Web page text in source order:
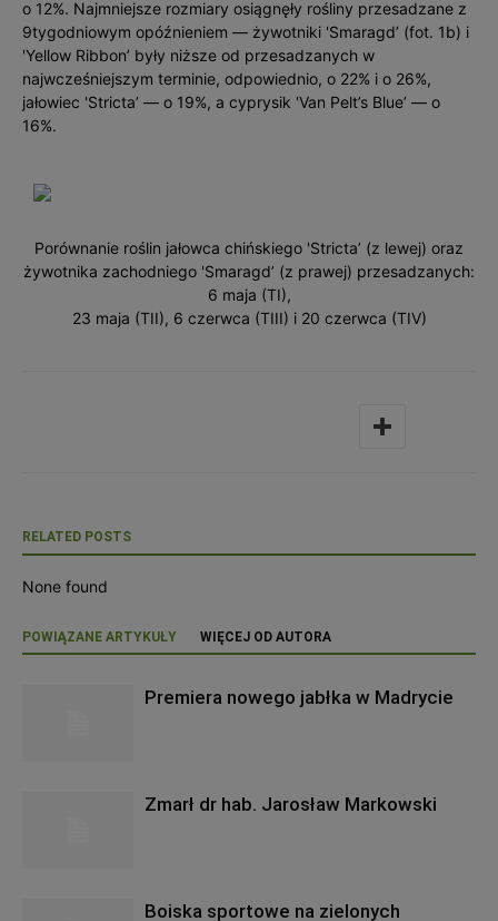
o 12%. Najmniejsze rozmiary osiągnęły rośliny przesadzane z
9tygodniowym opóźnieniem — żywotniki 'Smaragd’ (fot. 1b) i
'Yellow Ribbon’ były niższe od przesadzanych w
najwcześniejszym terminie, odpowiednio, o 22% i o 26%,
jałowiec 'Stricta’ — o 19%, a cyprysik 'Van Pelt’s Blue’ — o
16%.
Porównanie roślin jałowca chińskiego 'Stricta’ (z lewej) oraz
żywotnika zachodniego 'Smaragd’ (z prawej) przesadzanych:
6 maja (TI),
23 maja (TII), 6 czerwca (TIII) i 20 czerwca (TIV)
RELATED POSTS
None found
POWIĄZANE ARTYKUŁY WIĘCEJ OD AUTORA
Premiera nowego jabłka w Madrycie
Zmarł dr hab. Jarosław Markowski
Boiska sportowe na zielonych